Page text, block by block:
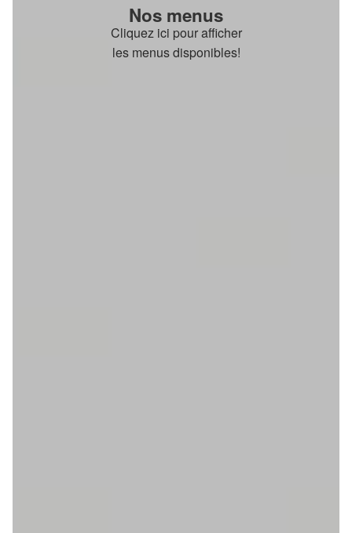
Nos menus
Cliquez ici pour afficher
les menus disponibles!